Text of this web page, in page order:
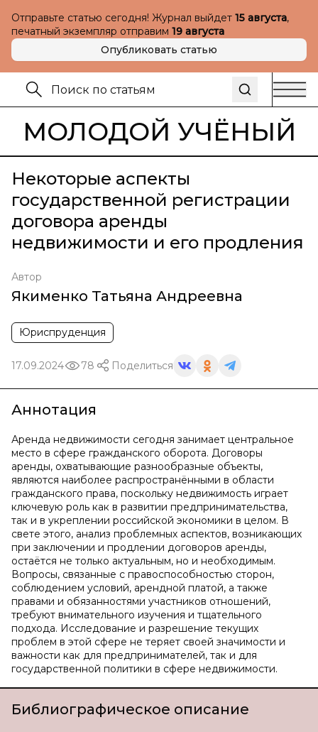
Отправьте статью сегодня! Журнал выйдет 15 августа,
печатный экземпляр отправим 19 августа
Опубликовать статью
МОЛОДОЙ УЧЁНЫЙ
Некоторые аспекты
государственной регистрации
договора аренды
недвижимости и его продления
Автор
Якименко Татьяна Андреевна
Юриспруденция
17.09.2024 78 Поделиться
Аннотация
Аренда недвижимости сегодня занимает центральное
место в сфере гражданского оборота. Договоры
аренды, охватывающие разнообразные объекты,
являются наиболее распространёнными в области
гражданского права, поскольку недвижимость играет
ключевую роль как в развитии предпринимательства,
так и в укреплении российской экономики в целом. В
свете этого, анализ проблемных аспектов, возникающих
при заключении и продлении договоров аренды,
остаётся не только актуальным, но и необходимым.
Вопросы, связанные с правоспособностью сторон,
соблюдением условий, арендной платой, а также
правами и обязанностями участников отношений,
требуют внимательного изучения и тщательного
подхода. Исследование и разрешение текущих
проблем в этой сфере не теряет своей значимости и
важности как для предпринимателей, так и для
государственной политики в сфере недвижимости.
Библиографическое описание